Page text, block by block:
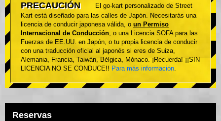
PRECAUCIÓN
El go-kart personalizado de Street
Kart está diseñado para las calles de Japón. Necesitarás una
licencia de conducir japonesa válida, o un Permiso
Internacional de Conducción, o una Licencia SOFA para las
Fuerzas de EE.UU. en Japón, o tu propia licencia de conducir
con una traducción oficial al japonés si eres de Suiza,
Alemania, Francia, Taiwán, Bélgica, Mónaco. ¡Recuerda! ¡¡SIN
LICENCIA NO SE CONDUCE!! Para más información.
Reservas